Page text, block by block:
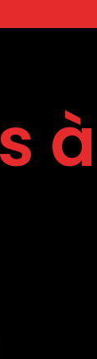
à